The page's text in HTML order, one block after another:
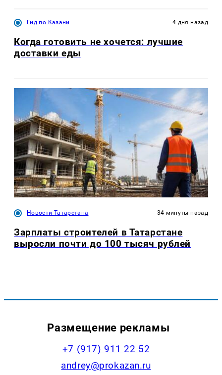
Гид по Казани 4 дня назад
Когда готовить не хочется: лучшие
доставки еды
Новости Татарстана 34 минуты назад
Зарплаты строителей в Татарстане
выросли почти до 100 тысяч рублей
Размещение рекламы
+7 (917) 911 22 52
andrey@prokazan.ru